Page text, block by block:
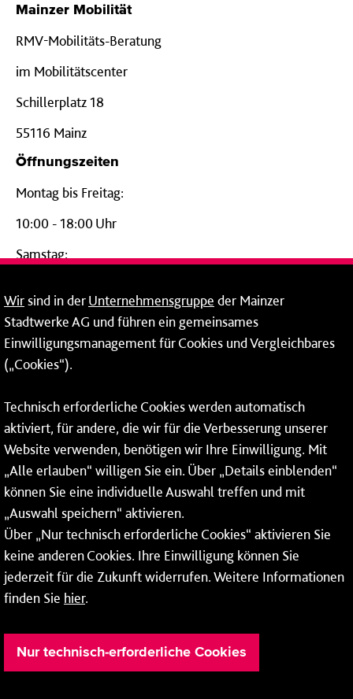
Mainzer Mobilität
RMV-Mobilitäts-Beratung
im Mobilitätscenter
Schillerplatz 18
55116 Mainz
Öffnungszeiten
Montag bis Freitag:
10:00 - 18:00 Uhr
Samstag:
24-Stunden-Telefon*
06131 – 12 77 77
Fax: 06131 – 12 66 66
* Montags bis freitags bis 7 und ab 18 Uhr sowie an
Wochenenden und Feiertagen ganztags werden Ihre
Anrufe je nach Themenauswahl an ein Callcenter des
RMV oder von nextbike weitergeleitet. Dort erhalten Sie
ausschließlich Auskünfte zum Fahrplan bzw. zu
meinRad.
Wirsind in derUnternehmensgruppe der Mainzer
Stadtwerke AG und führen ein gemeinsames
Einwilligungsmanagement für Cookies und Vergleichbares
(„Cookies“).
Technisch erforderliche Cookies werden automatisch
aktiviert, für andere, die wir für die Verbesserung unserer
Website verwenden, benötigen wir Ihre Einwilligung. Mit
„Alle erlauben“ willigen Sie ein. Über „Details einblenden“
können Sie eine individuelle Auswahl treffen und mit
„Auswahl speichern“ aktivieren.
Über „Nur technisch erforderliche Cookies“ aktivieren Sie
keine anderen Cookies. Ihre Einwilligung können Sie
jederzeit für die Zukunft widerrufen. Weitere Informationen
finden Sie hier.
Nur technisch-erforderliche Cookies